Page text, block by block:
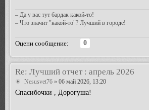
– Да у вас тут бардак какой-то!
– Что значит "какой-то"? Лучший в городе!
Оцени сообщение: 0
Re: Лучший отчет : апрель 2026
Nesusvet76 » 06 май 2026, 13:20
Спасибочки , Дорогуша!